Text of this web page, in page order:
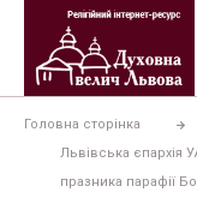
Перейти
вмісту
Головна сторінка
Львівська єпархія
празника парафії